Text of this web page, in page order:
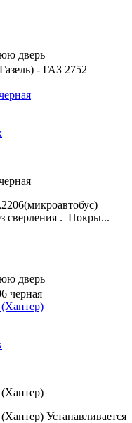
дверь
сверления . Покры...
дверь
Устанавливается